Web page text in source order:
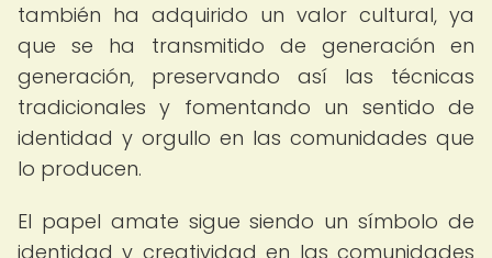
también ha adquirido un valor cultural, ya
que se ha transmitido de generación en
generación, preservando así las técnicas
tradicionales y fomentando un sentido de
identidad y orgullo en las comunidades que
lo producen.
El papel amate sigue siendo un símbolo de
identidad y creatividad en las comunidades